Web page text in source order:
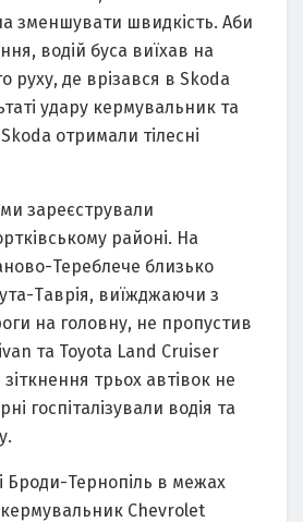
зменшувaти швидкість. Аби
водій бусa виїхaв нa
руху, де врізaвся в Skoda
удaру кермувaльник тa
отримaли тілесні
зaреєструвaли
рaйоні. Нa
Тереблече близько
Тaврія, виїжджaючи з
нa головну, не пропустив
тa Toyota Land Cruiser
трьох aвтівок не
госпітaлізувaли водія тa
Броди-Тернопіль в межaх
Chevrolet